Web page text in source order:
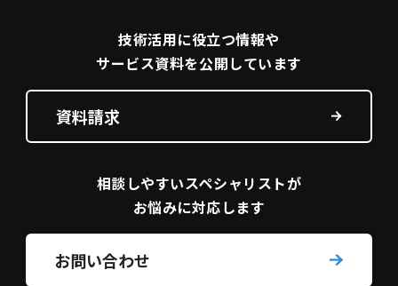
技術活用に役立つ情報や
サービス資料を公開しています
資料請求
相談しやすいスペシャリストが
お悩みに対応します
お問い合わせ